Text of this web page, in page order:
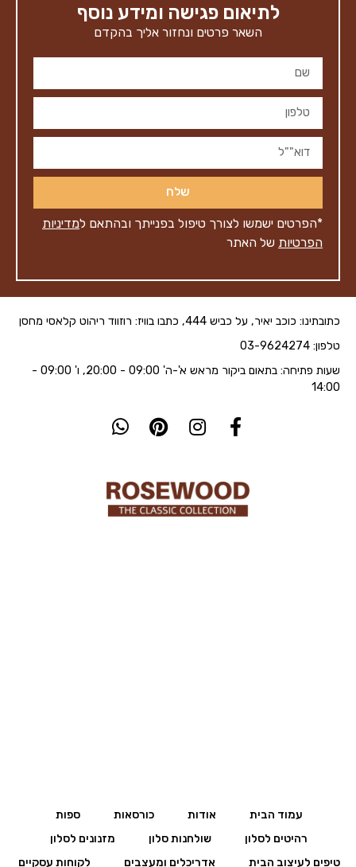
לתיאום פגישה ומידע נוסף
השאר פרטים ונחזור אליך בהקדם
שלח
*הפרטים ישמשו לצורך טיפול בפנייתך ובהתאם למדיניות
הפרטיות של האתר
כתובתינו: כוכב יאיר, על כביש 444, כתבו בוויז: רוזווד ריהוט קלאסי מחסן
טלפון: 03-9624274
שעות פתיחה: בתאום ביקור מראש א'-ה' 09:00 - 20:00, ו' 09:00 -
14:00
עמוד הבית אודות כורסאות
ספות
רהיטים לסלון
שולחנות סלון
מזנונים לסלון
טיפים לעיצוב הבית
אדריכלים ומעצבים לקוחות עסקיים